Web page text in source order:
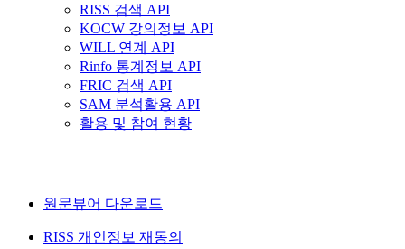
RISS 검색 API
KOCW 강의정보 API
WILL 연계 API
Rinfo 통계정보 API
FRIC 검색 API
SAM 분석활용 API
활용 및 참여 현황
원문뷰어 다운로드
RISS 개인정보 재동의